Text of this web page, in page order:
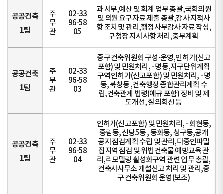
공공건축
1팀
주
무
관
02-33
96-58
05
과 서무,예산 및 회계 업무 총괄,국회의원
및 의원 요구자료 제출 총괄,감사 지적사
항 조치 및 관리,행정사무감사 자료 작성,
구청장 지시사항 처리,충무계획
공공건축
1팀
주
무
관
02-33
96-58
03
중구 건축위원회 구성·운영,인허가(신고
포함) 및 민원처리, - 명동,지구단위계획
구역 인허가(신고포함) 및 민원처리, - 명
동, 북창동 ,건축행정 종합관리계획 수
립,건축관계 법령(예규 포함) 정비 및 제
도개선, 질의회신 등
공공건축
1팀
주
무
관
02-33
96-58
04
인허가(신고포함) 및 민원처리, - 회현동,
중림동, 신당5동 , 동화동, 청구동,공개
공지 점검계획 수립 및 관리,다중인파밀
집지역 점검 및 위법건축물 예방교육 관
리,리모델링 활성화구역 관련 업무 총괄,
건축사사무소 개설신고 처리 및 관리,중
구 건축위원회 운영(보조)